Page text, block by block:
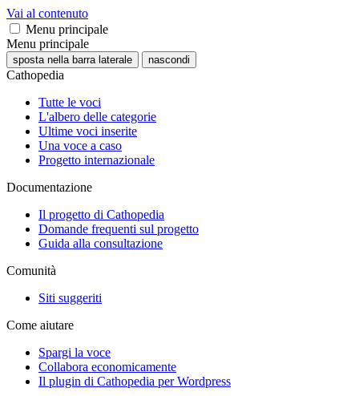
Vai al contenuto
Menu principale
Menu principale
sposta nella barra laterale nascondi
Cathopedia
Tutte le voci
L'albero delle categorie
Ultime voci inserite
Una voce a caso
Progetto internazionale
Documentazione
Il progetto di Cathopedia
Domande frequenti sul progetto
Guida alla consultazione
Comunità
Siti suggeriti
Come aiutare
Spargi la voce
Collabora economicamente
Il plugin di Cathopedia per Wordpress